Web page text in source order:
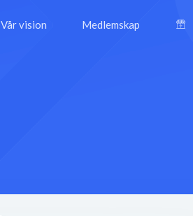
Vår vision Medlemskap